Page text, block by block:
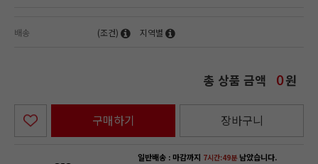
배송 (조건) 지역별
총 상품 금액 0원
구매하기 장바구니
일반배송 : 마감까지 7시간:49분남았습니다.